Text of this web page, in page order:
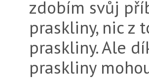
zdobím svůj
praskliny, nic z
praskliny. Ale
praskliny